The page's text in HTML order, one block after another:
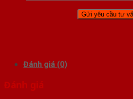
Đánh giá (0)
Đánh giá